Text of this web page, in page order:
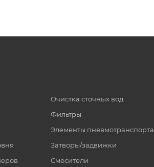
Очистка сточных вод
Фильтры
Элементы пневмотранспорта
Затворы/задвижки
Смесители